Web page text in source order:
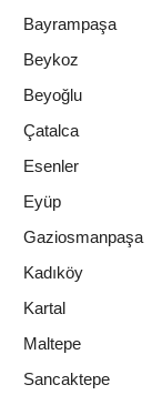
Bayrampaşa
Beykoz
Beyoğlu
Çatalca
Esenler
Eyüp
Gaziosmanpaşa
Kadıköy
Kartal
Maltepe
Sancaktepe